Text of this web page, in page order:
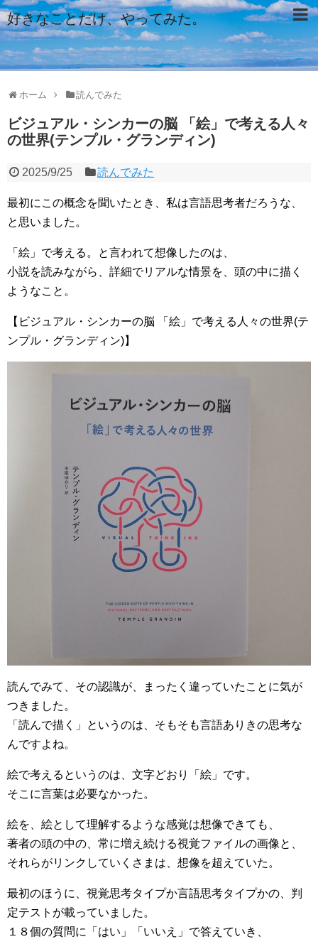
好きなことだけ、やってみた。
ホーム 読んでみた
ビジュアル・シンカーの脳 「絵」で考える人々
の世界(テンプル・グランディン)
2025/9/25 読んでみた
最初にこの概念を聞いたとき、私は言語思考者だろうな、
と思いました。
「絵」で考える。と言われて想像したのは、
小説を読みながら、詳細でリアルな情景を、頭の中に描く
ようなこと。
【ビジュアル・シンカーの脳 「絵」で考える人々の世界(テ
ンプル・グランディン)】
読んでみて、その認識が、まったく違っていたことに気が
つきました。
「読んで描く」というのは、そもそも言語ありきの思考な
んですよね。
絵で考えるというのは、文字どおり「絵」です。
そこに言葉は必要なかった。
絵を、絵として理解するような感覚は想像できても、
著者の頭の中の、常に増え続ける視覚ファイルの画像と、
それらがリンクしていくさまは、想像を超えていた。
最初のほうに、視覚思考タイプか言語思考タイプかの、判
定テストが載っていました。
１８個の質問に「はい」「いいえ」で答えていき、